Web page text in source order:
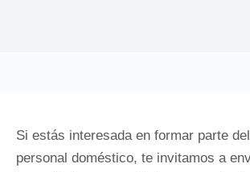
Si estás interesada en formar parte del
personal doméstico, te invitamos a